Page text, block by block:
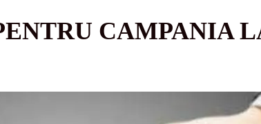
CAMPANIA